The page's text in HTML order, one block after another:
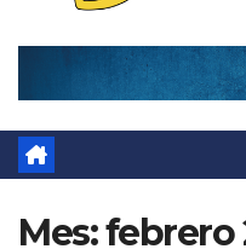
Mes:febrero